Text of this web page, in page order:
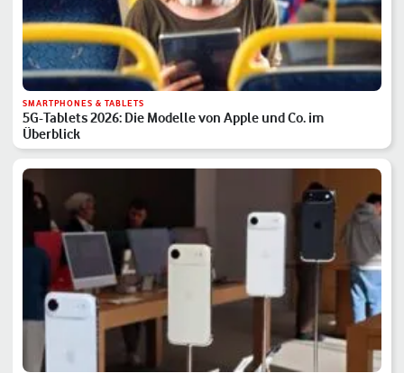
SMARTPHONES & TABLETS
5G-Tablets 2026: Die Modelle von Apple und Co. im
Überblick